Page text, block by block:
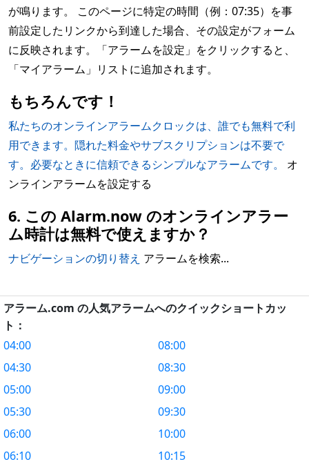
が鳴ります。 このページに特定の時間（例：07:35）を事
前設定したリンクから到達した場合、その設定がフォーム
に反映されます。「アラームを設定」をクリックすると、
「マイアラーム」リストに追加されます。
もちろんです！
私たちのオンラインアラームクロックは、誰でも無料で利
用できます。隠れた料金やサブスクリプションは不要で
す。必要なときに信頼できるシンプルなアラームです。
オ
ンラインアラームを設定する
6. この Alarm.now のオンラインアラー
ム時計は無料で使えますか？
ナビゲーションの切り替え アラームを検索...
アラーム.com の人気アラームへのクイックショートカッ
ト：
04:00
04:30
05:00
05:30
06:00
06:10
08:00
08:30
09:00
09:30
10:00
10:15